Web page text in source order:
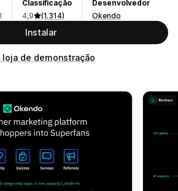
Classificação
4,9
(1.314)
Desenvolvedor
Okendo
Instalar
loja de demonstração